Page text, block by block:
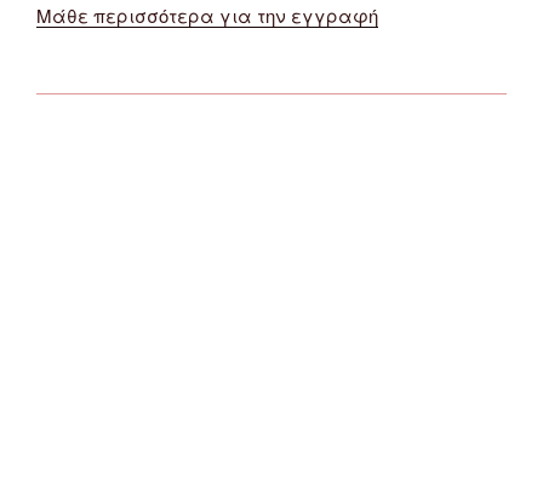
Μάθε περισσότερα για την εγγραφή